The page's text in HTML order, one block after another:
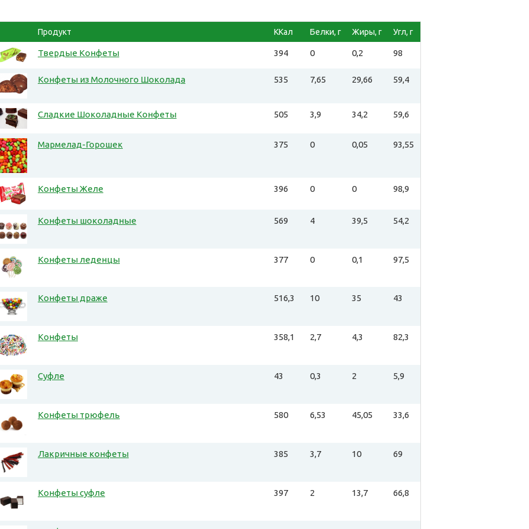
Продукт ККал Белки, г Жиры, г Угл, г
Твердые Конфеты 394 0 0,2 98
Конфеты из Молочного Шоколада 535 7,65 29,66 59,4
Сладкие Шоколадные Конфеты 505 3,9 34,2 59,6
Мармелад-Горошек 375 0 0,05 93,55
Конфеты Желе 396 0 0 98,9
Конфеты шоколадные 569 4 39,5 54,2
Конфеты леденцы 377 0 0,1 97,5
Конфеты драже 516,3 10 35 43
Конфеты 358,1 2,7 4,3 82,3
Суфле 43 0,3 2 5,9
Конфеты трюфель 580 6,53 45,05 33,6
Лакричные конфеты 385 3,7 10 69
Конфеты суфле 397 2 13,7 66,8